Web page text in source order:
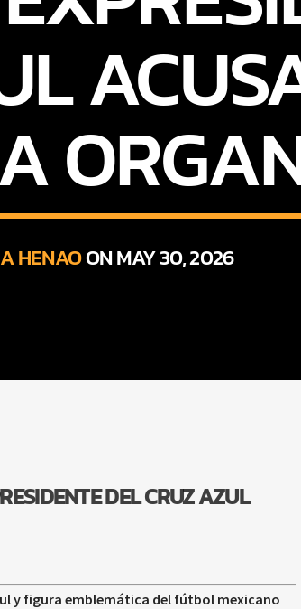
HENAOON MAY 30, 2026
DEL CRUZ AZUL
y figura emblemática del fútbol mexicano